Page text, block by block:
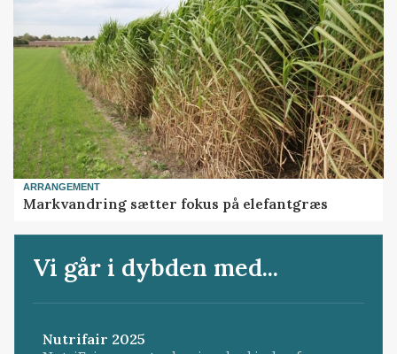
ARRANGEMENT
Markvandring sætter fokus på elefantgræs
Vi går i dybden med...
Nutrifair 2025